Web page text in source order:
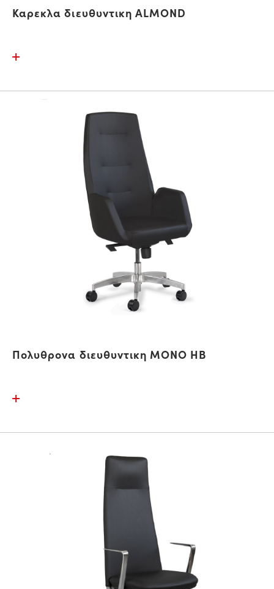
Καρεκλα διευθυντικη ALMOND
Πολυθρονα διευθυντικη MONO HB